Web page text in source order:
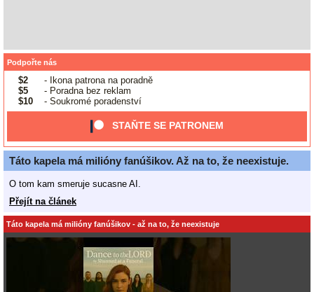
Podpořte nás
$2
- Ikona patrona na poradně
$5
- Poradna bez reklam
$10
- Soukromé poradenství
STAŇTE SE PATRONEM
Táto kapela má milióny fanúšikov. Až na to, že neexistuje.
O tom kam smeruje sucasne AI.
Přejít na článek
Táto kapela má milióny fanúšikov - až na to, že neexistuje